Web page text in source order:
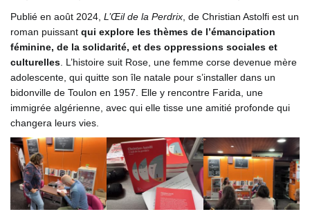
Publié en août 2024, L’Œil de la Perdrix, de Christian Astolfi est un
roman puissant qui explore les thèmes de l’émancipation
féminine, de la solidarité, et des oppressions sociales et
culturelles. L’histoire suit Rose, une femme corse devenue mère
adolescente, qui quitte son île natale pour s’installer dans un
bidonville de Toulon en 1957. Elle y rencontre Farida, une
immigrée algérienne, avec qui elle tisse une amitié profonde qui
changera leurs vies.